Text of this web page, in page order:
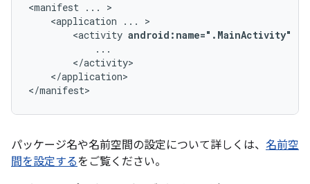
<manifest ...
<application
...
<activity android:name=".MainActivity"
</application>
</manifest>
パッケージ名や名前空間の設定について詳しくは、 名前空
間を設定するをご覧ください。